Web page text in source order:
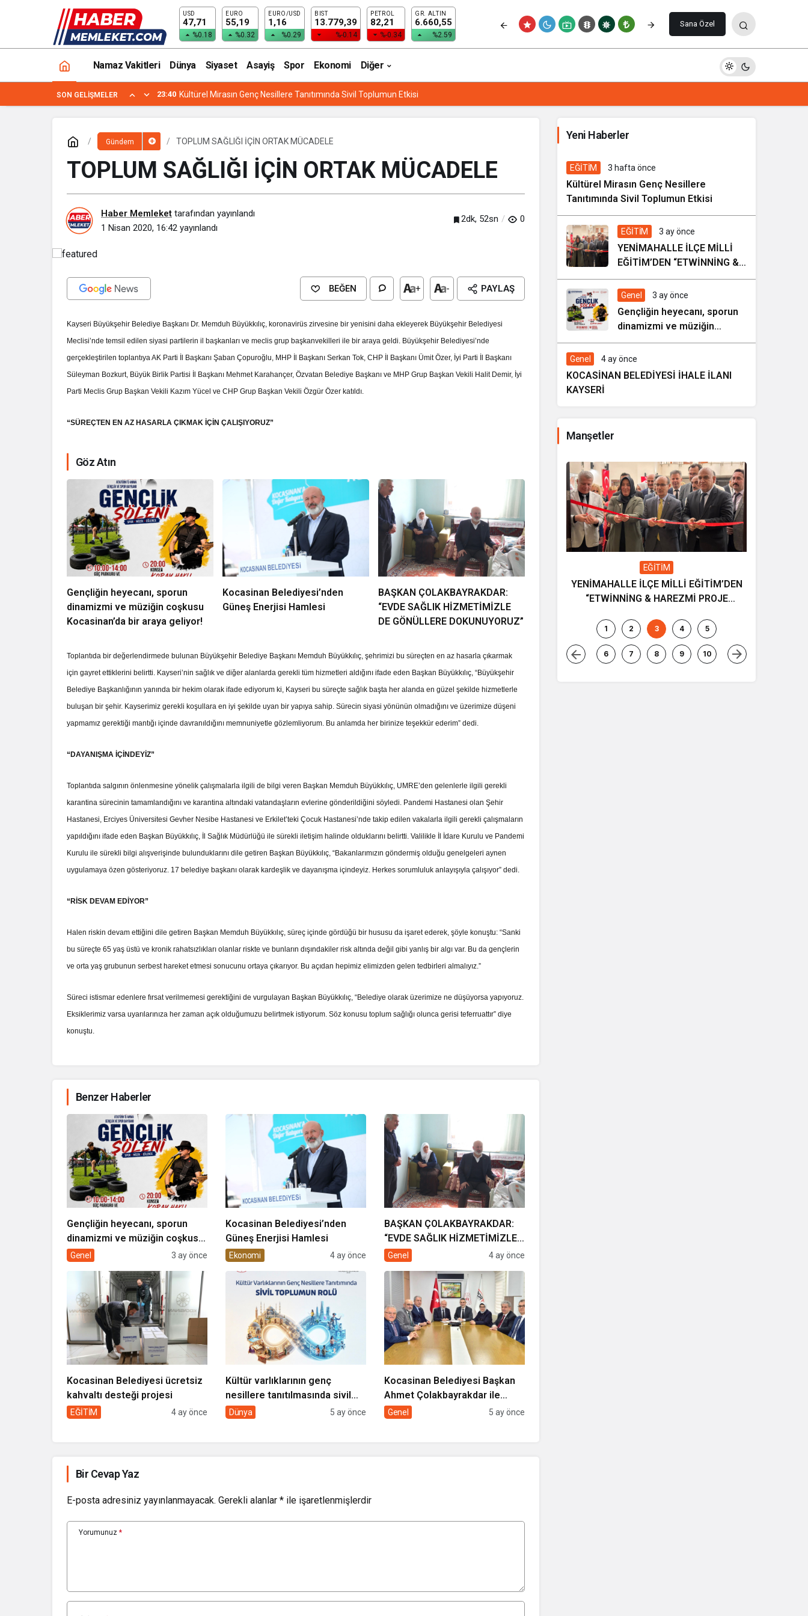
USD
47,71
%0.18
EURO
55,19
%0.32
EURO/USD
1,16
%0.29
BIST
13.779,39
%-0.14
PETROL
82,21
%-0.34
GR. ALTIN
6.660,55
%2.59
Sana Özel
Namaz Vakitleri Dünya Siyaset Asayiş Spor Ekonomi Diğer
SON GELIŞMELER 23:40 Kültürel Mirasın Genç Nesillere Tanıtımında Sivil Toplumun Etkisi
Gündem TOPLUM SAĞLIĞI İÇİN ORTAK MÜCADELE
TOPLUM SAĞLIĞI İÇİN ORTAK MÜCADELE
Haber Memleket tarafından yayınlandı
1 Nisan 2020, 16:42 yayınlandı
2dk, 52sn 0
BEĞEN + - PAYLAŞ
Kayseri Büyükşehir Belediye Başkanı Dr. Memduh Büyükkılıç, koronavirüs zirvesine bir yenisini daha ekleyerek Büyükşehir Belediyesi
Meclisi’nde temsil edilen siyasi partilerin il başkanları ve meclis grup başkanvekilleri ile bir araya geldi. Büyükşehir Belediyesi’nde
gerçekleştirilen toplantıya AK Parti İl Başkanı Şaban Çopuroğlu, MHP İl Başkanı Serkan Tok, CHP İl Başkanı Ümit Özer, İyi Parti İl Başkanı
Süleyman Bozkurt, Büyük Birlik Partisi İl Başkanı Mehmet Karahançer, Özvatan Belediye Başkanı ve MHP Grup Başkan Vekili Halit Demir, İyi
Parti Meclis Grup Başkan Vekili Kazım Yücel ve CHP Grup Başkan Vekili Özgür Özer katıldı.
“SÜREÇTEN EN AZ HASARLA ÇIKMAK İÇİN ÇALIŞIYORUZ”
Göz Atın
Gençliğin heyecanı, sporun
dinamizmi ve müziğin coşkusu
Kocasinan’da bir araya geliyor!
Kocasinan Belediyesi’nden
Güneş Enerjisi Hamlesi
BAŞKAN ÇOLAKBAYRAKDAR:
“EVDE SAĞLIK HİZMETİMİZLE
DE GÖNÜLLERE DOKUNUYORUZ”
Toplantıda bir değerlendirmede bulunan Büyükşehir Belediye Başkanı Memduh Büyükkılıç, şehrimizi bu süreçten en az hasarla çıkarmak
için gayret ettiklerini belirtti. Kayseri’nin sağlık ve diğer alanlarda gerekli tüm hizmetleri aldığını ifade eden Başkan Büyükkılıç, “Büyükşehir
Belediye Başkanlığının yanında bir hekim olarak ifade ediyorum ki, Kayseri bu süreçte sağlık başta her alanda en güzel şekilde hizmetlerle
buluşan bir şehir. Kayserimiz gerekli koşullara en iyi şekilde uyan bir yapıya sahip. Sürecin siyasi yönünün olmadığını ve üzerimize düşeni
yapmamız gerektiği mantığı içinde davranıldığını memnuniyetle gözlemliyorum. Bu anlamda her birinize teşekkür ederim” dedi.
“DAYANIŞMA İÇİNDEYİZ”
Toplantıda salgının önlenmesine yönelik çalışmalarla ilgili de bilgi veren Başkan Memduh Büyükkılıç, UMRE’den gelenlerle ilgili gerekli
karantina sürecinin tamamlandığını ve karantina altındaki vatandaşların evlerine gönderildiğini söyledi. Pandemi Hastanesi olan Şehir
Hastanesi, Erciyes Üniversitesi Gevher Nesibe Hastanesi ve Erkilet’teki Çocuk Hastanesi’nde takip edilen vakalarla ilgili gerekli çalışmaların
yapıldığını ifade eden Başkan Büyükkılıç, İl Sağlık Müdürlüğü ile sürekli iletişim halinde olduklarını belirtti. Valilikle İl İdare Kurulu ve Pandemi
Kurulu ile sürekli bilgi alışverişinde bulunduklarını dile getiren Başkan Büyükkılıç, “Bakanlarımızın göndermiş olduğu genelgeleri aynen
uygulamaya özen gösteriyoruz. 17 belediye başkanı olarak kardeşlik ve dayanışma içindeyiz. Herkes sorumluluk anlayışıyla çalışıyor” dedi.
“RİSK DEVAM EDİYOR”
Halen riskin devam ettiğini dile getiren Başkan Memduh Büyükkılıç, süreç içinde gördüğü bir hususu da işaret ederek, şöyle konuştu: “Sanki
bu süreçte 65 yaş üstü ve kronik rahatsızlıkları olanlar riskte ve bunların dışındakiler risk altında değil gibi yanlış bir algı var. Bu da gençlerin
ve orta yaş grubunun serbest hareket etmesi sonucunu ortaya çıkarıyor. Bu açıdan hepimiz elimizden gelen tedbirleri almalıyız.”
Süreci istismar edenlere fırsat verilmemesi gerektiğini de vurgulayan Başkan Büyükkılıç, “Belediye olarak üzerimize ne düşüyorsa yapıyoruz.
Eksiklerimiz varsa uyarılarınıza her zaman açık olduğumuzu belirtmek istiyorum. Söz konusu toplum sağlığı olunca gerisi teferruattır” diye
konuştu.
TOPLUM SAĞLIĞI İÇİN ORTAK MÜCADELE
Benzer Haberler
Gençliğin heyecanı, sporun
dinamizmi ve müziğin coşkusu
Kocasinan’da bir araya geliyor!
Genel 3 ay önce
Kocasinan Belediyesi’nden
Güneş Enerjisi Hamlesi
Ekonomi 4 ay önce
BAŞKAN ÇOLAKBAYRAKDAR:
“EVDE SAĞLIK HİZMETİMİZLE
DE GÖNÜLLERE
Genel 4 ay önce
Kocasinan Belediyesi ücretsiz
kahvaltı desteği projesi
EĞİTİM 4 ay önce
Kültür varlıklarının genç
nesillere tanıtılmasında sivil
toplumun rolü
Dünya 5 ay önce
Kocasinan Belediyesi Başkan
Ahmet Çolakbayrakdar ile
yeniliklere imza atıyor
Genel 5 ay önce
Bir Cevap Yaz
E-posta adresiniz yayınlanmayacak. Gerekli alanlar * ile işaretlenmişlerdir
Yorumunuz *
Yeni Haberler
7 gün önce
EĞİTİM 3 hafta önce
Kültürel Mirasın Genç Nesillere
Tanıtımında Sivil Toplumun Etkisi
EĞİTİM 3 ay önce
YENİMAHALLE İLÇE MİLLİ
EĞİTİM’DEN “ETWİNNİNG &
HAREZMİ PROJE ŞENLİĞİ”
Genel 3 ay önce
Gençliğin heyecanı, sporun
dinamizmi ve müziğin
coşkusu Kocasinan’da bir
araya geliyor!
Genel 4 ay önce
KOCASİNAN BELEDİYESİ İHALE İLANI
KAYSERİ
Manşetler
Genel
İhale ilanı Kocasinan Belediyesi
Tanıtımında Sivil Toplumun Etkisi
EĞİTİM
YENİMAHALLE İLÇE MİLLİ EĞİTİM’DEN
“ETWİNNİNG & HAREZMİ PROJE
1 2 3 4 5
6 7 8 9 10